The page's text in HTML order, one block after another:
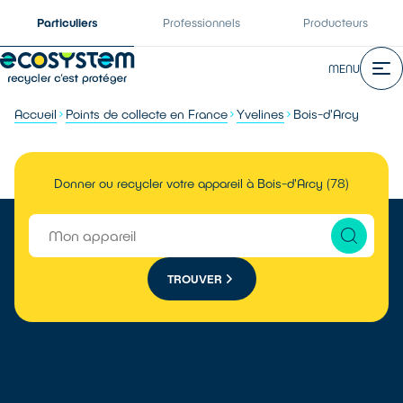
Particuliers Professionnels Producteurs
MENU
Accueil Points de collecte en France Yvelines Bois-d'Arcy
Donner ou recycler votre appareil à Bois-d'Arcy (78)
TROUVER